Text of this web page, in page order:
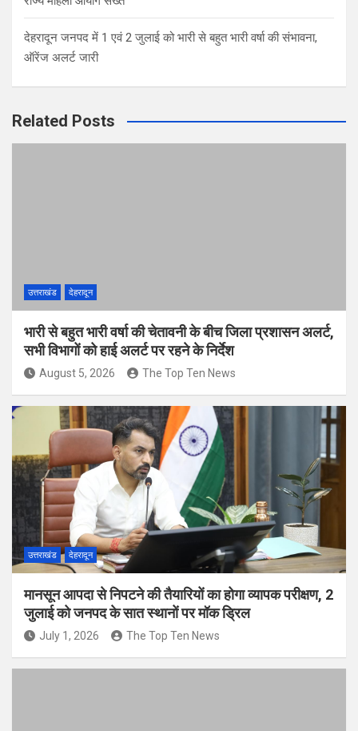
देहरादून जनपद में 1 एवं 2 जुलाई को भारी से बहुत भारी वर्षा की संभावना,
ऑरेंज अलर्ट जारी
Related Posts
उत्तराखंड देहरादून
भारी से बहुत भारी वर्षा की चेतावनी के बीच जिला प्रशासन अलर्ट,
सभी विभागों को हाई अलर्ट पर रहने के निर्देश
August 5, 2026 The Top Ten News
उत्तराखंड देहरादून
मानसून आपदा से निपटने की तैयारियों का होगा व्यापक परीक्षण, 2
जुलाई को जनपद के सात स्थानों पर मॉक ड्रिल
July 1, 2026 The Top Ten News